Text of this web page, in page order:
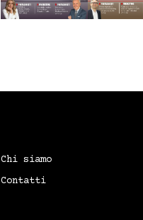
Chi siamo
Contatti